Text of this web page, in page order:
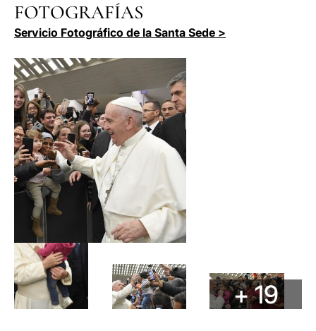
FOTOGRAFÍAS
Servicio Fotográfico de la Santa Sede >
+ 19